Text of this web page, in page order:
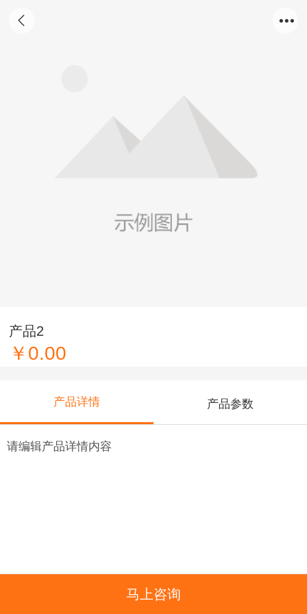
产品2
￥0.00
产品详情 产品参数
请编辑产品详情内容
马上咨询